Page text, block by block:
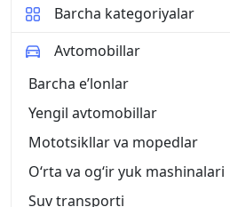
Barcha kategoriyalar
Avtomobillar
Barcha eʼlonlar
Yengil avtomobillar
Mototsikllar va mopedlar
O‘rta va og‘ir yuk mashinalari
Suv transporti